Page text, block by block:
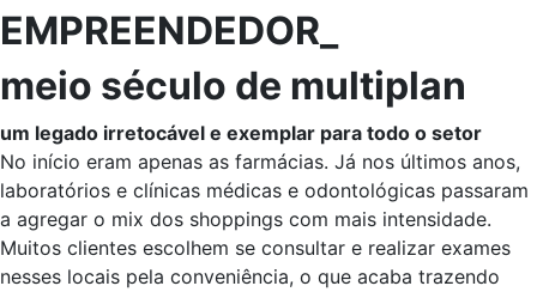
EMPREENDEDOR_
meio século de multiplan
um legado irretocável e exemplar para todo o setor
No início eram apenas as farmácias. Já nos últimos anos,
laboratórios e clínicas médicas e odontológicas passaram
a agregar o mix dos shoppings com mais intensidade.
Muitos clientes escolhem se consultar e realizar exames
nesses locais pela conveniência, o que acaba trazendo